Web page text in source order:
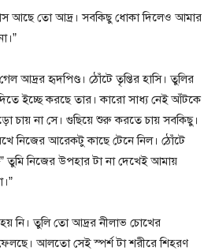
আছে তো আদ্র। সবকিছু ধোকা দিলেও আমার
গেল আদ্রর হৃদপিণ্ড। ঠোঁটে তৃপ্তির হাসি। তুলির
ইচ্ছে করছে তার। কারো সাধ্য নেই আঁটকে
চায় না সে। গুছিয়ে শুরু করতে চায় সবকিছু।
নিজের আরেকটু কাছে টেনে নিল। ঠোঁটে
তুমি নিজের উপহার টা না দেখেই আমায়
নি। তুলি তো আদ্রর নীলাভ চোখের
আলতো সেই স্পর্শ টা শরীরে শিহরণ